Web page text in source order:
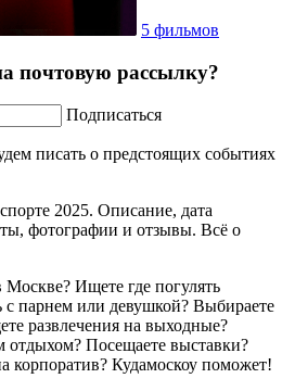
5 фильмов
почтовую рассылку?
Подписаться
писать о предстоящих событиях
2025. Описание, дата
фотографии и отзывы. Всё о
Москве? Ищете где погулять
с парнем или девушкой? Выбираете
развлечения на выходные?
отдыхом? Посещаете выставки?
корпоратив? Кудамоскоу поможет!